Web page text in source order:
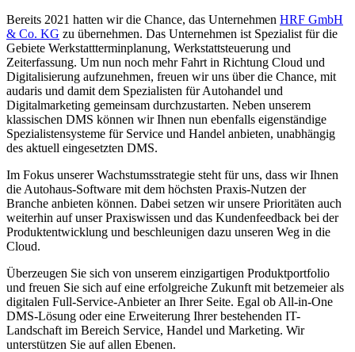
Bereits 2021 hatten wir die Chance, das Unternehmen HRF GmbH
& Co. KG zu übernehmen. Das Unternehmen ist Spezialist für die
Gebiete Werkstattterminplanung, Werkstattsteuerung und
Zeiterfassung. Um nun noch mehr Fahrt in Richtung Cloud und
Digitalisierung aufzunehmen, freuen wir uns über die Chance, mit
audaris und damit dem Spezialisten für Autohandel und
Digitalmarketing gemeinsam durchzustarten. Neben unserem
klassischen DMS können wir Ihnen nun ebenfalls eigenständige
Spezialistensysteme für Service und Handel anbieten, unabhängig
des aktuell eingesetzten DMS.
Im Fokus unserer Wachstumsstrategie steht für uns, dass wir Ihnen
die Autohaus-Software mit dem höchsten Praxis-Nutzen der
Branche anbieten können. Dabei setzen wir unsere Prioritäten auch
weiterhin auf unser Praxiswissen und das Kundenfeedback bei der
Produktentwicklung und beschleunigen dazu unseren Weg in die
Cloud.
Überzeugen Sie sich von unserem einzigartigen Produktportfolio
und freuen Sie sich auf eine erfolgreiche Zukunft mit betzemeier als
digitalen Full-Service-Anbieter an Ihrer Seite. Egal ob All-in-One
DMS-Lösung oder eine Erweiterung Ihrer bestehenden IT-
Landschaft im Bereich Service, Handel und Marketing. Wir
unterstützen Sie auf allen Ebenen.